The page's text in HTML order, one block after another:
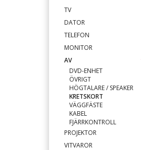
TV
DATOR
TELEFON
MONITOR
AV
DVD-ENHET
ÖVRIGT
HÖGTALARE / SPEAKER
KRETSKORT
VÄGGFÄSTE
KABEL
FJÄRRKONTROLL
PROJEKTOR
VITVAROR